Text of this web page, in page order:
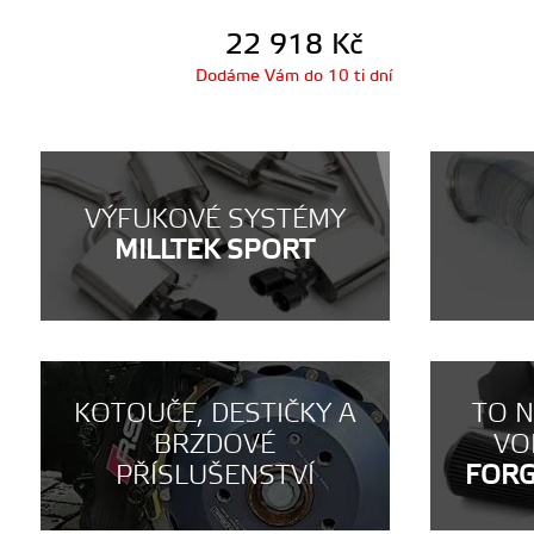
22 918 Kč
Dodáme Vám do 10 ti dní
VÝFUKOVÉ SYSTÉMY
MILLTEK SPORT
KOTOUČE, DESTIČKY A
BRZDOVÉ
PŘÍSLUŠENSTVÍ
TO